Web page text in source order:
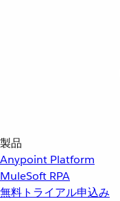
製品
Anypoint Platform
MuleSoft RPA
無料トライアル申込み